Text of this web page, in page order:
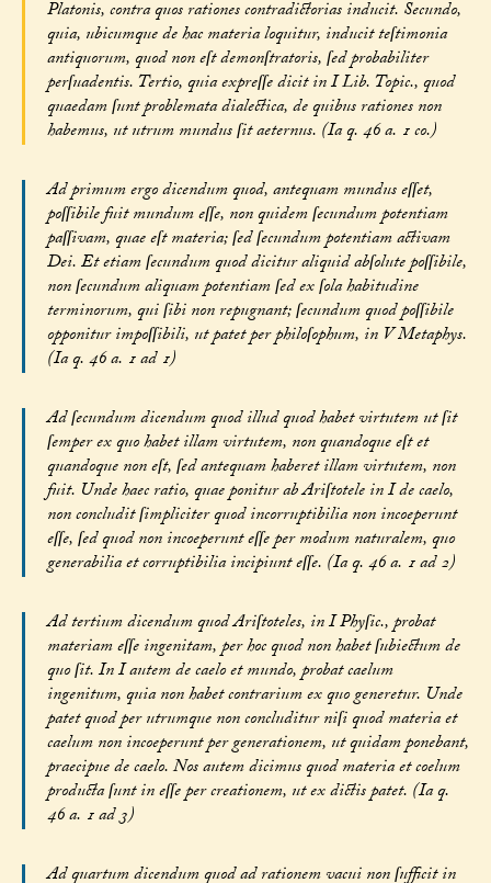
Platonis, contra quos rationes contradictorias inducit. Secundo,
quia, ubicumque de hac materia loquitur, inducit teſtimonia
antiquorum, quod non eſt demonſtratoris, ſed probabiliter
perſuadentis. Tertio, quia expreſſe dicit in I Lib. Topic., quod
quaedam ſunt problemata dialectica, de quibus rationes non
habemus, ut utrum mundus ſit aeternus. (Ia q. 46 a. 1 co.)
Ad primum ergo dicendum quod, antequam mundus eſſet,
poſſibile fuit mundum eſſe, non quidem ſecundum potentiam
paſſivam, quae eſt materia; ſed ſecundum potentiam activam
Dei. Et etiam ſecundum quod dicitur aliquid abſolute poſſibile,
non ſecundum aliquam potentiam ſed ex ſola habitudine
terminorum, qui ſibi non repugnant; ſecundum quod poſſibile
opponitur impoſſibili, ut patet per philoſophum, in V Metaphys.
(Ia q. 46 a. 1 ad 1)
Ad ſecundum dicendum quod illud quod habet virtutem ut ſit
ſemper ex quo habet illam virtutem, non quandoque eſt et
quandoque non eſt, ſed antequam haberet illam virtutem, non
fuit. Unde haec ratio, quae ponitur ab Ariſtotele in I de caelo,
non concludit ſimpliciter quod incorruptibilia non incoeperunt
eſſe, ſed quod non incoeperunt eſſe per modum naturalem, quo
generabilia et corruptibilia incipiunt eſſe. (Ia q. 46 a. 1 ad 2)
Ad tertium dicendum quod Ariſtoteles, in I Phyſic., probat
materiam eſſe ingenitam, per hoc quod non habet ſubiectum de
quo ſit. In I autem de caelo et mundo, probat caelum
ingenitum, quia non habet contrarium ex quo generetur. Unde
patet quod per utrumque non concluditur niſi quod materia et
caelum non incoeperunt per generationem, ut quidam ponebant,
praecipue de caelo. Nos autem dicimus quod materia et coelum
producta ſunt in eſſe per creationem, ut ex dictis patet. (Ia q.
46 a. 1 ad 3)
Ad quartum dicendum quod ad rationem vacui non ſufficit in